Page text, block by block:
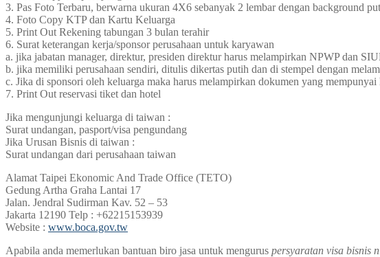
3. Pas Foto Terbaru, berwarna ukuran 4X6 sebanyak 2 lembar dengan background
4. Foto Copy KTP dan Kartu Keluarga
5. Print Out Rekening tabungan 3 bulan terahir
6. Surat keterangan kerja/sponsor perusahaan untuk karyawan
a. jika jabatan manager, direktur, presiden direktur harus melampirkan NPWP dan
b. jika memiliki perusahaan sendiri, ditulis dikertas putih dan di stempel dengan
c. Jika di sponsori oleh keluarga maka harus melampirkan dokumen yang
7. Print Out reservasi tiket dan hotel
Jika mengunjungi keluarga di taiwan :
Surat undangan, pasport/visa pengundang
Jika Urusan Bisnis di taiwan :
Surat undangan dari perusahaan taiwan
Alamat Taipei Ekonomic And Trade Office (TETO)
Gedung Artha Graha Lantai 17
Jalan. Jendral Sudirman Kav. 52 – 53
Jakarta 12190 Telp : +62215153939
Website : www.boca.gov.tw
Apabila anda memerlukan bantuan biro jasa untuk mengurus persyaratan visa bisnis